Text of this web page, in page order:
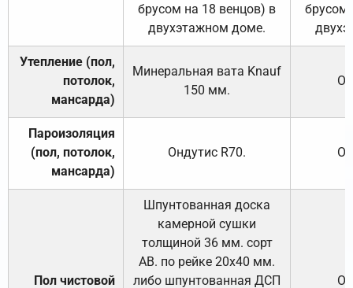
брусом на 18 венцов) в
двухэтажном доме.
брусом
Утепление (пол,
потолок,
мансарда)
Минеральная вата Knauf
150 мм.
Пароизоляция
(пол, потолок,
мансарда)
Ондутис R70.
Пол чистовой
Шпунтованная доска
камерной сушки
толщиной 36 мм. сорт
АВ. по рейке 20х40 мм.
либо шпунтованная ДСП